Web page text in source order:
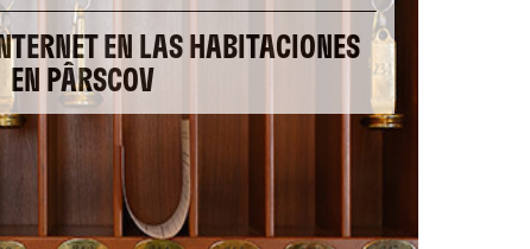
EN LAS HABITACIONES
EN PÂRSCOV